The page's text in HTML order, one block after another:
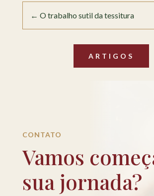
← O trabalho sutil da tessitura
ARTIGOS
CONTATO
Vamos
sua jornada?